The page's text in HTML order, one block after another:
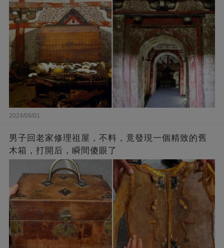
2024/09/01
男子回老家修理祖屋，不料，竟發現一個精致的舊
木箱，打開后，瞬間傻眼了